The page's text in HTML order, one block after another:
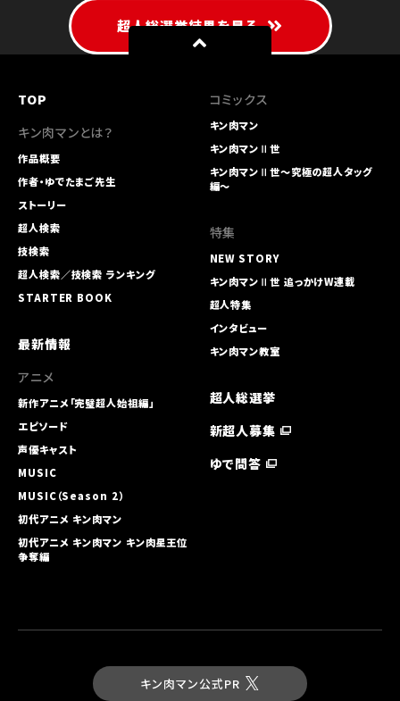
超人総選挙結果を見る
TOP
キン肉マンとは？
作品概要
作者・ゆでたまご先生
ストーリー
超人検索
技検索
超人検索／技検索 ランキング
STARTER BOOK
最新情報
アニメ
新作アニメ「完璧超人始祖編」
エピソード
声優キャスト
MUSIC
MUSIC（Season 2）
初代アニメ キン⾁マン
初代アニメ キン⾁マン キン⾁星王位
争奪編
コミックス
キン肉マン
キン肉マンⅡ世
キン肉マンⅡ世～究極の超人タッグ
編～
特集
NEW STORY
キン肉マンⅡ世 追っかけW連載
超人特集
インタビュー
キン肉マン教室
超人総選挙
新超人募集
ゆで問答
キン肉マン公式PR